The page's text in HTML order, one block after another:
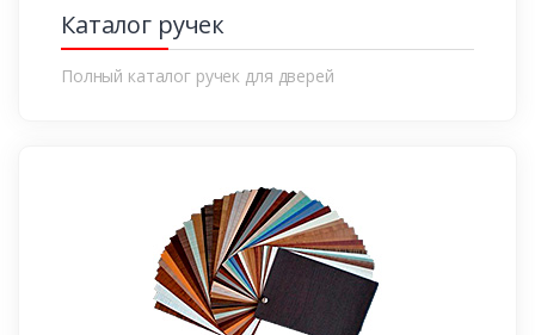
Каталог ручек
Полный каталог ручек для дверей